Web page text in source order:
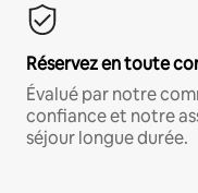
Réservez en toute
Évalué par notre
confiance et notre
séjour longue durée.